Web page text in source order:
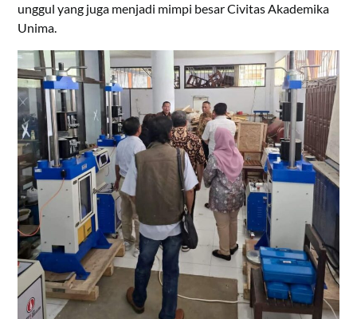
unggul yang juga menjadi mimpi besar Civitas Akademika
Unima.